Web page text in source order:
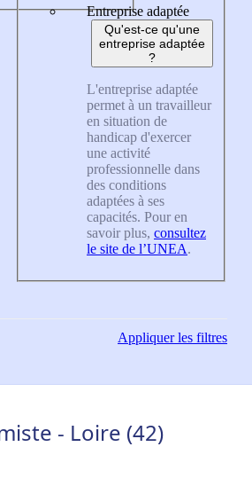
Entreprise adaptée
Qu'est-ce qu'une
entreprise adaptée
?
L'entreprise adaptée
permet à un travailleur
en situation de
handicap d'exercer
une activité
professionnelle dans
des conditions
adaptées à ses
capacités. Pour en
savoir plus, consultez
le site de l’UNEA.
Appliquerles filtres
- Loire (42)